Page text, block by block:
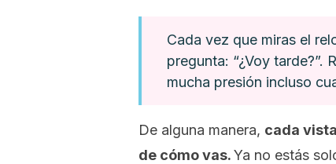
Cada vez que miras el
pregunta: “¿Voy tarde?”.
mucha presión incluso
De alguna manera, cada
de cómo vas.Ya no estás